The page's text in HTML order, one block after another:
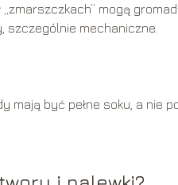
mogą
mechaniczne.
mają być pełne soku, a nie